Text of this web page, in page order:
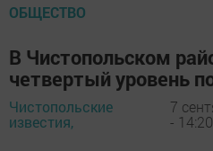
ОБЩЕСТВО
В Чистопольском
четвертый уровень
Чистопольские
известия,
7
- 14:20